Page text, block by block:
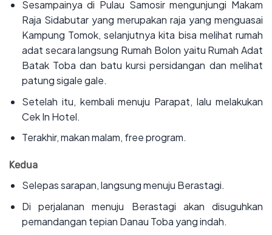
‌Sesampainya di Pulau Samosir mengunjungi Makam
Raja Sidabutar yang merupakan raja yang menguasai
Kampung Tomok, selanjutnya kita bisa melihat rumah
adat secara langsung Rumah Bolon yaitu Rumah Adat
Batak Toba dan batu kursi persidangan dan melihat
patung sigale gale.
‌Setelah itu, kembali menuju Parapat, lalu melakukan
Cek In Hotel.
‌Terakhir, makan malam, free program.
Kedua
‌Selepas sarapan, langsung menuju Berastagi.
‌Di perjalanan menuju Berastagi akan disuguhkan
pemandangan tepian Danau Toba yang indah.